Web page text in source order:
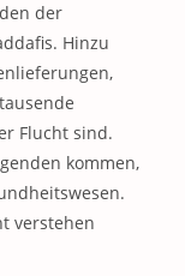
der
Hinzu
Flucht sind.
kommen,
verstehen